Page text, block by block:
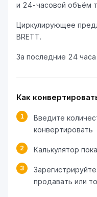
Циркулирующее
BRETT.
За последние 24
Как
1
Введите
конвертировать
2 Калькулятор
3
продавать или